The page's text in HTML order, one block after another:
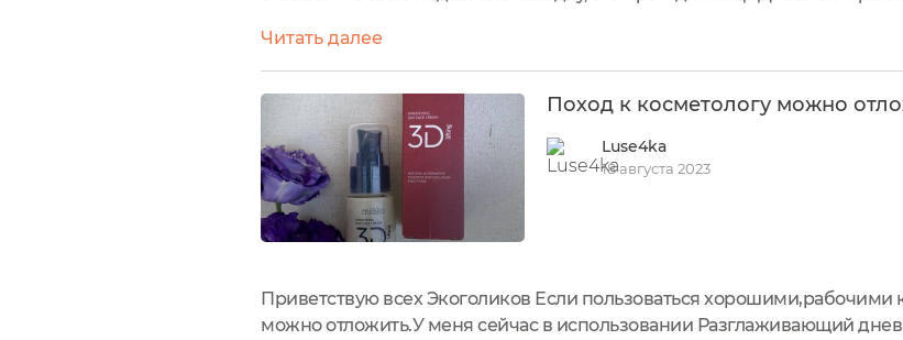
этом очень...
Читать далее
Поход к косметологу можно
Luse4ka
18 августа 2023
Приветствую всех Экоголиков Если пользоваться хорошими,рабочими
можно отложить.У меня сейчас в использовании Разглаживающий